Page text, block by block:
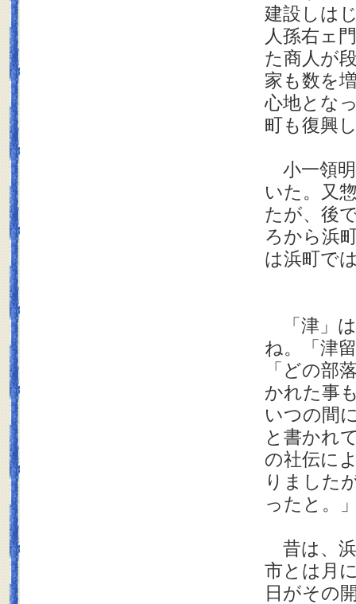
建設しは
人孫右ェ
た商人が
家も数を
心地とな
町も復興
小一領明
いた。又
たが、後
ろから浜
は浜町で
「津」
ね。「津
「どの部
かれた事
いつの間
と書かれ
の社伝に
りました
ったと。
昔は、
市とは月
日がその